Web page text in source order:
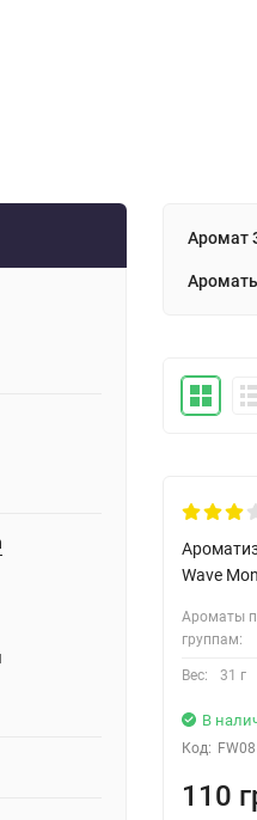
Аромат
Wave
Ароматы
группам:
Вес: 31 г
В
Код: FW08
110